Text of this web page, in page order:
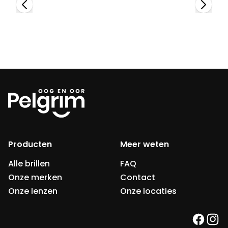
Producten
Alle brillen
Onze merken
Onze lenzen
Meer weten
FAQ
Contact
Onze locaties